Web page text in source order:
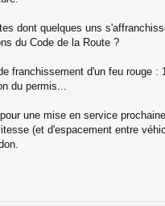
dont quelques uns
du Code de la Route ?
franchissement d'un feu rouge :
du permis...
une mise en service
(et d'espacement entre